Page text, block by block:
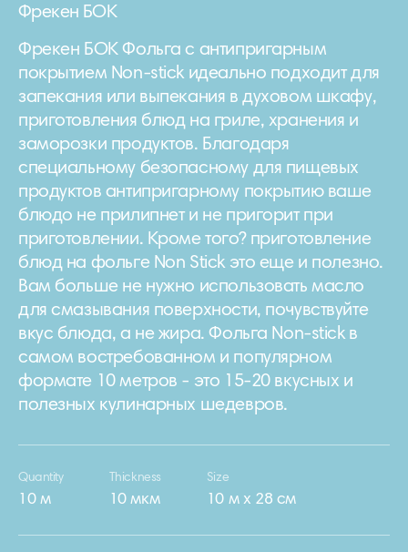
Фрекен БОК
Фрекен БОК Фольга с антипригарным
покрытием Non-stick идеально подходит для
запекания или выпекания в духовом шкафу,
приготовления блюд на гриле, хранения и
заморозки продуктов. Благодаря
специальному безопасному для пищевых
продуктов антипригарному покрытию ваше
блюдо не прилипнет и не пригорит при
приготовлении. Кроме того? приготовление
блюд на фольге Non Stick это еще и полезно.
Вам больше не нужно использовать масло
для смазывания поверхности, почувствуйте
вкус блюда, а не жира. Фольга Non-stick в
самом востребованном и популярном
формате 10 метров - это 15-20 вкусных и
полезных кулинарных шедевров.
Quantity
10 м
Thickness
10 мкм
Size
10 м х 28 см